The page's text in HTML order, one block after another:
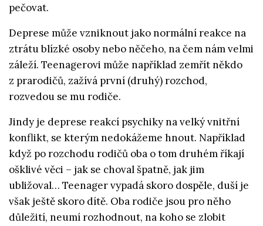
pečovat.
Deprese může vzniknout jako normální reakce na
ztrátu blízké osoby nebo něčeho, na čem nám velmi
záleží. Teenagerovi může například zemřít někdo
z prarodičů, zažívá první (druhý) rozchod,
rozvedou se mu rodiče.
Jindy je deprese reakcí psychiky na velký vnitřní
konflikt, se kterým nedokážeme hnout. Například
když po rozchodu rodičů oba o tom druhém říkají
ošklivé věci – jak se choval špatně, jak jim
ubližoval… Teenager vypadá skoro dospěle, duší je
však ještě skoro dítě. Oba rodiče jsou pro něho
důležití, neumí rozhodnout, na koho se zlobit